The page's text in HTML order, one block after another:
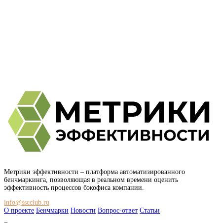
Метрики эффективности – платформа автоматизированного
бенчмаркинга, позволяющая в реальном времени оценить
эффективность процессов бэкофиса компании.
info@sscclub.ru
О проекте Бенчмарки Новости Вопрос-ответ Статьи